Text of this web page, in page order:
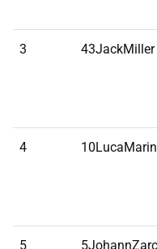
3 43JackMiller
4
5